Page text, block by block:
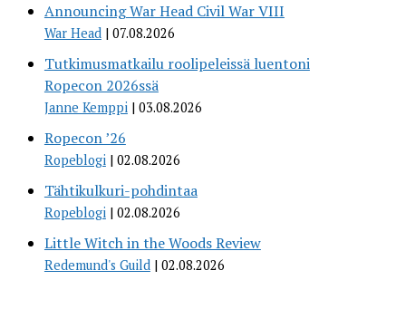
Announcing War Head Civil War VIII
War Head 07.08.2026
Tutkimusmatkailu roolipeleissä luentoni
Ropecon 2026ssä
Janne Kemppi 03.08.2026
Ropecon ’26
Ropeblogi 02.08.2026
Tähtikulkuri-pohdintaa
Ropeblogi 02.08.2026
Little Witch in the Woods Review
Redemund's Guild 02.08.2026